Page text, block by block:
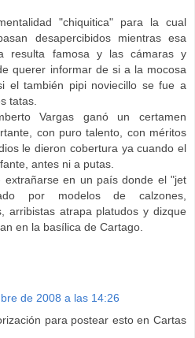
"chiquitica" para la cual
desapercibidos mientras esa
resulta famosa y las cámaras y
querer informar de si a la mocosa
el también pipi noviecillo se fue a
tatas.
Vargas ganó un certamen
con puro talento, con méritos
le dieron cobertura ya cuando el
antes ni a putas.
extrañarse en un país donde el "jet
por modelos de calzones,
arribistas atrapa platudos y dizque
en la basílica de Cartago.
de 2008 a las 14:26
para postear esto en Cartas